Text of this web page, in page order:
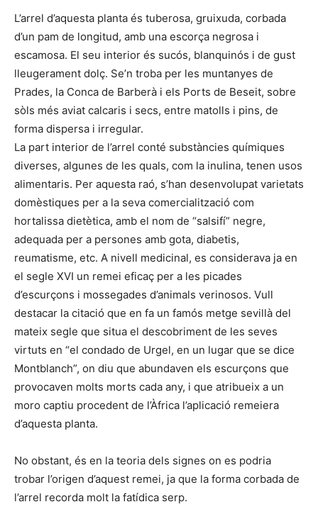
L’arrel d’aquesta planta és tuberosa, gruixuda, corbada
d’un pam de longitud, amb una escorça negrosa i
escamosa. El seu interior és sucós, blanquinós i de gust
lleugerament dolç. Se’n troba per les muntanyes de
Prades, la Conca de Barberà i els Ports de Beseit, sobre
sòls més aviat calcaris i secs, entre matolls i pins, de
forma dispersa i irregular.
La part interior de l’arrel conté substàncies químiques
diverses, algunes de les quals, com la inulina, tenen usos
alimentaris. Per aquesta raó, s’han desenvolupat varietats
domèstiques per a la seva comercialització com
hortalissa dietètica, amb el nom de “salsifí” negre,
adequada per a persones amb gota, diabetis,
reumatisme, etc. A nivell medicinal, es considerava ja en
el segle XVI un remei eficaç per a les picades
d’escurçons i mossegades d’animals verinosos. Vull
destacar la citació que en fa un famós metge sevillà del
mateix segle que situa el descobriment de les seves
virtuts en “el condado de Urgel, en un lugar que se dice
Montblanch”, on diu que abundaven els escurçons que
provocaven molts morts cada any, i que atribueix a un
moro captiu procedent de l’Àfrica l’aplicació remeiera
d’aquesta planta.
No obstant, és en la teoria dels signes on es podria
trobar l’origen d’aquest remei, ja que la forma corbada de
l’arrel recorda molt la fatídica serp.